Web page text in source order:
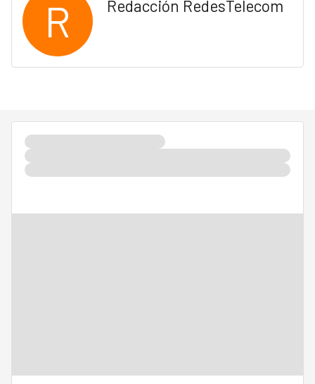
R Redacción RedesTelecom